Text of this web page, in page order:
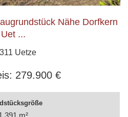
Nähe Dorfkern
Uet ...
Uetze
279.900 €
m²